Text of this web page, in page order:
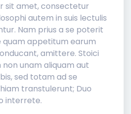
sit amet, consectetur
autem in suis lectulis
Nam prius a se poterit
quam appetitum earum
amittere. Stoici
unam aliquam aut
sed totam ad se
transtulerunt; Duo
interrete.